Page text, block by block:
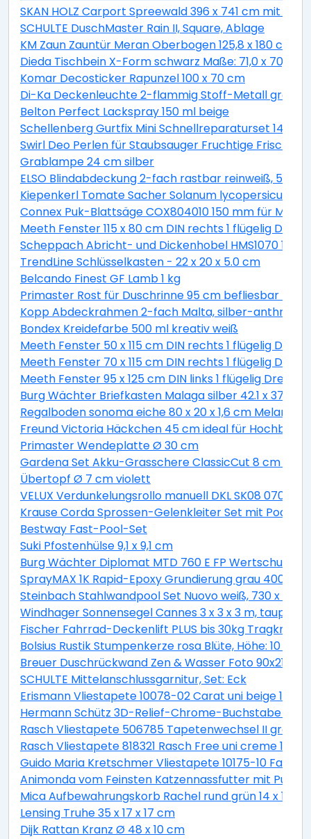
SKAN HOLZ Carport Spreewald 396 x 741 cm mit
SCHULTE DuschMaster Rain II, Square, Ablage
KM Zaun Zauntür Meran Oberbogen 125,8 x 180 cm,
Dieda Tischbein X-Form schwarz Maße: 71,0 x 70,0 x
Komar Decosticker Rapunzel 100 x 70 cm
Di-Ka Deckenleuchte 2-flammig Stoff-Metall grau-
Belton Perfect Lackspray 150 ml beige
Schellenberg Gurtfix Mini Schnellreparaturset 14
Swirl Deo Perlen für Staubsauger Fruchtige Frische 4
Grablampe 24 cm silber
ELSO Blindabdeckung 2-fach rastbar reinweiß,
Kiepenkerl Tomate Sacher Solanum lycopersicum,
Connex Puk-Blattsäge COX804010 150 mm für Metall
Meeth Fenster 115 x 80 cm DIN rechts 1 flügelig
Scheppach Abricht- und Dickenhobel HMS1070
TrendLine Schlüsselkasten - 22 x 20 x 5.0 cm
Belcando Finest GF Lamb 1 kg
Primaster Rost für Duschrinne 95 cm befliesbar
Kopp Abdeckrahmen 2-fach Malta, silber-anthrazit,
Bondex Kreidefarbe 500 ml kreativ weiß
Meeth Fenster 50 x 115 cm DIN rechts 1 flügelig
Meeth Fenster 70 x 115 cm DIN rechts 1 flügelig
Meeth Fenster 95 x 125 cm DIN links 1 flügelig Dreh-
Burg Wächter Briefkasten Malaga silber 42.1 x 37.7 x
Regalboden sonoma eiche 80 x 20 x 1,6 cm
Freund Victoria Häckchen 45 cm ideal für
Primaster Wendeplatte Ø 30 cm
Gardena Set Akku-Grasschere ClassicCut 8 cm
Übertopf Ø 7 cm violett
VELUX Verdunkelungsrollo manuell DKL SK08 0705S
Krause Corda Sprossen-Gelenkleiter Set mit Podest
Bestway Fast-Pool-Set
Suki Pfostenhülse 9,1 x 9,1 cm
Burg Wächter Diplomat MTD 760 E FP
SprayMAX 1K Rapid-Epoxy Grundierung grau 400ml
Steinbach Stahlwandpool Set Nuovo weiß, 730 x 366
Windhager Sonnensegel Cannes 3 x 3 x 3 m, taupe
Fischer Fahrrad-Deckenlift PLUS bis 30kg Tragkraft
Bolsius Rustik Stumpenkerze rosa Blüte, Höhe: 10 cm,
Breuer Duschrückwand Zen & Wasser Foto
SCHULTE Mittelanschlussgarnitur, Set: Eck
Erismann Vliestapete 10078-02 Carat uni beige 10,05
Hermann Schütz 3D-Relief-Chrome-Buchstabe C
Rasch Vliestapete 506785 Tapetenwechsel II
Rasch Vliestapete 818321 Rasch Free uni creme 10,05
Guido Maria Kretschmer Vliestapete 10175-10
Animonda vom Feinsten Katzennassfutter mit Pute
Mica Aufbewahrungskorb Rachel rund grün 14 x 14
Lensing Truhe 35 x 17 x 17 cm
Dijk Rattan Kranz Ø 48 x 10 cm